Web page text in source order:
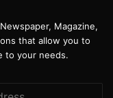
Magazine,
that allow you to
to your needs.